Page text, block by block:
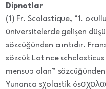
Dipnotlar
(1) Fr. Scolastique, “1.
üniversitelerde gelişen
sözcüğünden alıntıdır.
sözcük Latince
mensup olan” sözcüğünden
Yunanca sχolastik